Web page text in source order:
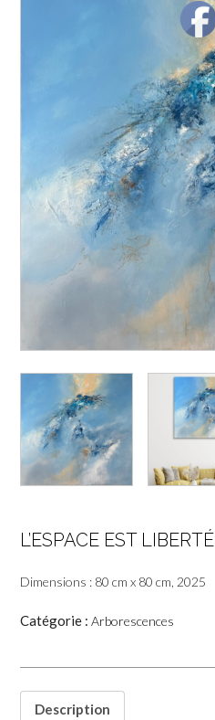
L’ESPACE EST LIBERTÉ
Dimensions : 80 cm x 80 cm, 2025
Catégorie : Arborescences
Description